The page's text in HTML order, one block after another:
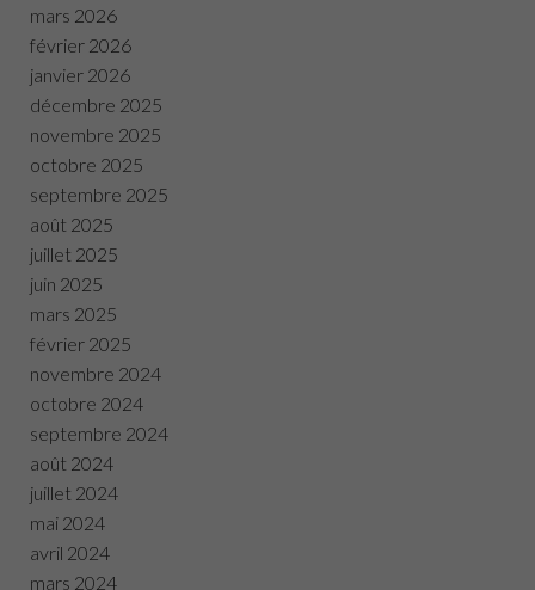
mars 2026
février 2026
janvier 2026
décembre 2025
novembre 2025
octobre 2025
septembre 2025
août 2025
juillet 2025
juin 2025
mars 2025
février 2025
novembre 2024
octobre 2024
septembre 2024
août 2024
juillet 2024
mai 2024
avril 2024
mars 2024